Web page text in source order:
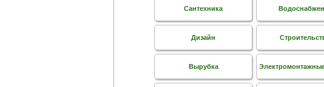
Сантехника
Дизайн
Вырубка